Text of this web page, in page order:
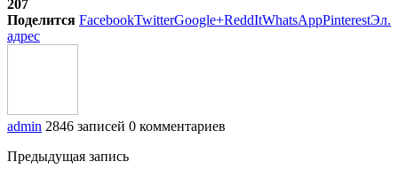
207
Поделится FacebookTwitterGoogle+ReddItWhatsAppPinterestЭл.
адрес
admin 2846 записей 0 комментариев
Предыдущая запись